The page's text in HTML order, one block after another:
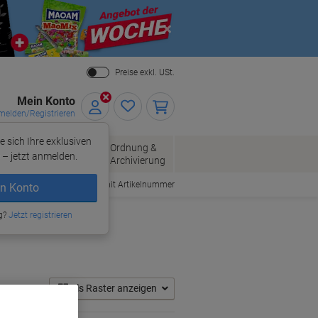
Close
Preise exkl. USt.
Mein Konto
Registrieren
sich Ihre exklusiven
jetzt anmelden.
Konto
Jetzt registrieren
Bürobedarf
Ordnung &
Archivierung
Bestellen mit Artikelnummer
Als Raster anzeigen